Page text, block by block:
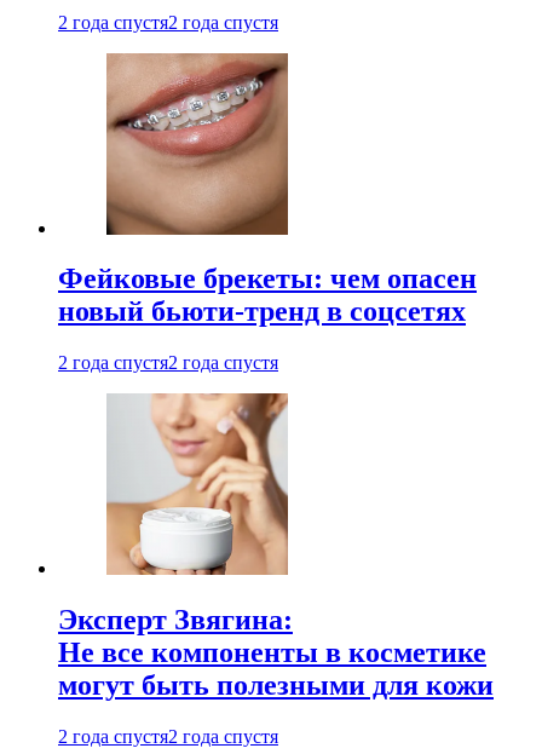
2 года спустя2 года спустя
Фейковые брекеты: чем опасен
новый бьюти-тренд в соцсетях
2 года спустя2 года спустя
Эксперт Звягина:
Не все компоненты в косметике
могут быть полезными для кожи
2 года спустя2 года спустя